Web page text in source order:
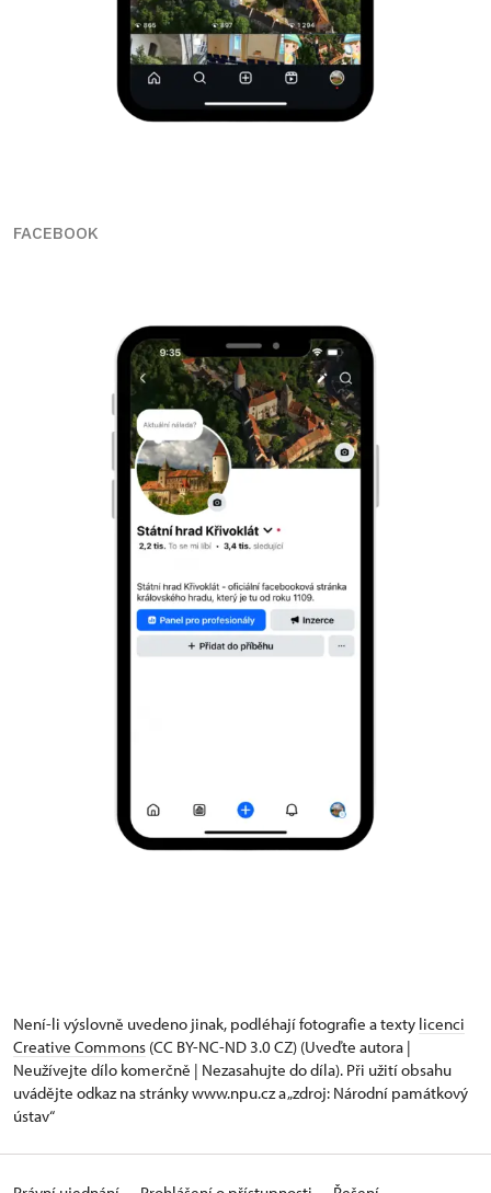
FACEBOOK
Není-li výslovně uvedeno jinak, podléhají fotografie a texty licenci
Creative Commons (CC BY-NC-ND 3.0 CZ) (Uveďte autora |
Neužívejte dílo komerčně | Nezasahujte do díla). Při užití obsahu
uvádějte odkaz na stránky www.npu.cz a „zdroj: Národní památkový
ústav“